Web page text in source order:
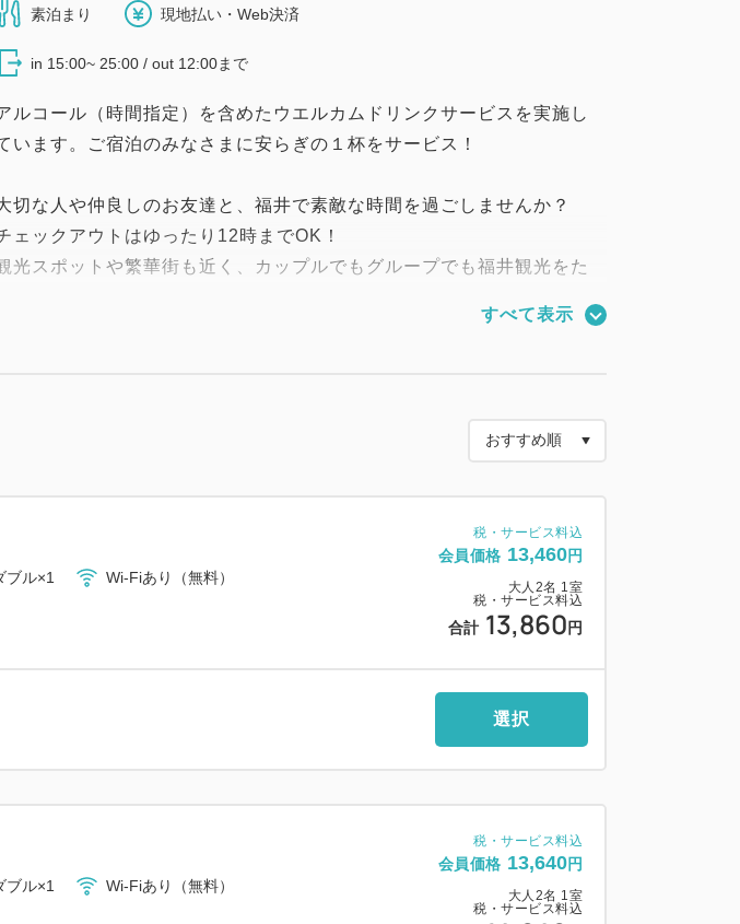
素泊まり 現地払い・Web決済
in 15:00~ 25:00 / out 12:00まで
ルコール（時間指定）を含めたウエルカムドリンクサービスを実施し
います。ご宿泊のみなさまに安らぎの１杯をサービス！
切な人や仲良しのお友達と、福井で素敵な時間を過ごしませんか？
ェックアウトはゆったり12時までOK！
光スポットや繁華街も近く、カップルでもグループでも福井観光をた
ホテルフジタ福井の魅力
1：当館名物「ローストビーフ丼」や「蟹雑炊」など、全50種類以上の朝
：シャンプーバーなどのアメニティバイキング
3：福井駅徒歩8分・片町徒歩1分の好立地で観光にも最適
福井ICより車で約10分
すべて表示
税・サービス料込
会員価格 13,460円
大人 2名 1室
税・サービス料込
合計 13,860 円
ブル×1 Wi-Fiあり（無料）
選択
税・サービス料込
会員価格 13,640円
大人 2名 1室
税・サービス料込
ブル×1 Wi-Fiあり（無料）